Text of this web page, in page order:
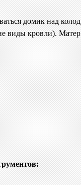
домик над
виды кровли).